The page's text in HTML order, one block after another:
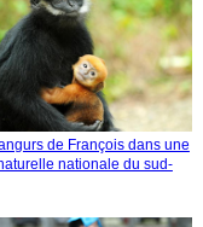
de François dans une
nationale du sud-